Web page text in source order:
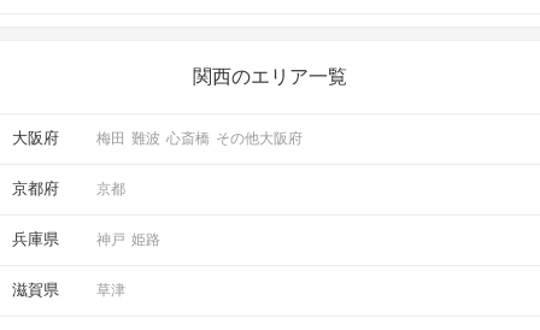
関西のエリア一覧
大阪府 梅田 難波 心斎橋 その他大阪府
京都府 京都
兵庫県 神戸 姫路
滋賀県 草津